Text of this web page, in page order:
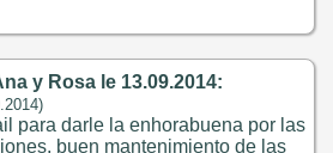
y Rosa le 13.09.2014:
para darle la enhorabuena por las
buen mantenimiento de las